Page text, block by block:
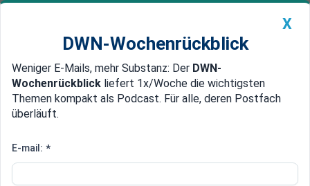
Newsticker MEIN DWN: Geldanlage Premium
Edelmetalle DWN-Magazin China
Sabotageakte in der Ostsee: Von
X
DWN-Wochenrückblick
Weniger E-Mails, mehr Substanz: Der DWN-
Wochenrückblick liefert 1x/Woche die wichtigsten
Themen kompakt als Podcast. Für alle, deren Postfach
überläuft.
E-mail: *